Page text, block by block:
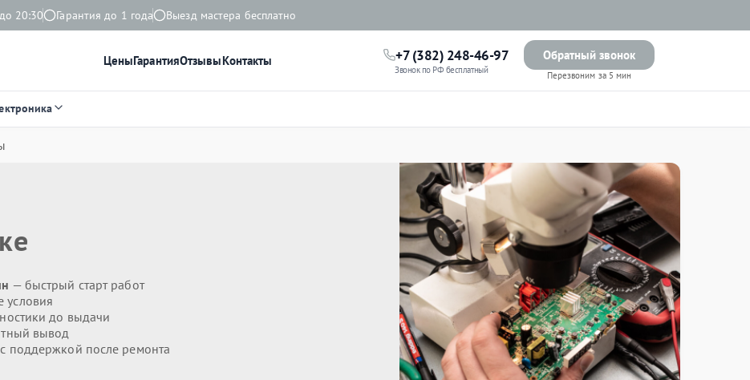
20:30 Гарантия до 1 года Выезд мастера бесплатно
ЦеныГарантияОтзывыКонтакты +7 (382) 248-46-97
Звонок по РФ бесплатный
Обратный звонок
Перезвоним за 5 мин
— быстрый старт работ
условия
до выдачи
вывод
поддержкой после ремонта